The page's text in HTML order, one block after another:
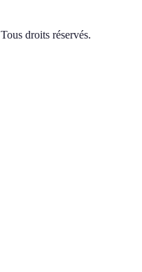
Tous droits réservés.